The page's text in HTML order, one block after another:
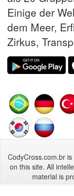
Einige der
dem Meer,
Zirkus,
CodyCross.com.br
on this site. All
material is